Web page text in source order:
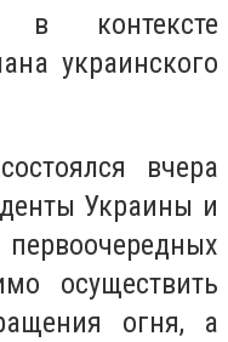
в контексте
украинского
вчера
Украины и
осуществить
огня, а